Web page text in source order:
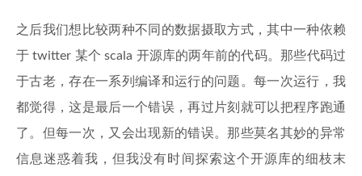
之后我们想比较两种不同的数据摄取方式，其中一种依赖
于 twitter 某个 scala 开源库的两年前的代码。那些代码过
于古老，存在一系列编译和运行的问题。每一次运行，我
都觉得，这是最后一个错误，再过片刻就可以把程序跑通
了。但每一次，又会出现新的错误。那些莫名其妙的异常
信息迷惑着我，但我没有时间探索这个开源库的细枝末